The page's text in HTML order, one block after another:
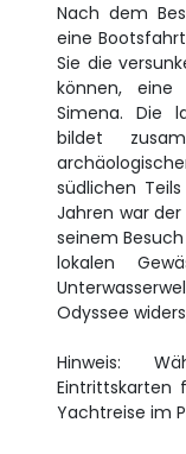
Nach dem
eine
Sie die
können,
Simena. Die
bildet
südlichen
Jahren war
seinem
lokalen
Odyssee
Hinweis:
Eintrittskarten
Yachtreise im